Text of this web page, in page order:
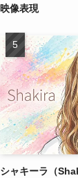
映像表現
シャキーラ（